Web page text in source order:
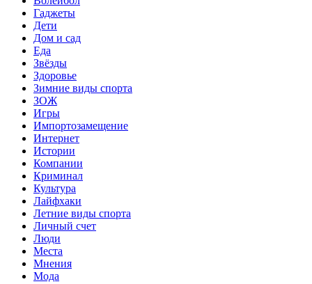
Гаджеты
Дети
Дом и сад
Еда
Звёзды
Здоровье
Зимние виды спорта
ЗОЖ
Игры
Импортозамещение
Интернет
Истории
Компании
Криминал
Культура
Лайфхаки
Летние виды спорта
Личный счет
Люди
Места
Мнения
Мода